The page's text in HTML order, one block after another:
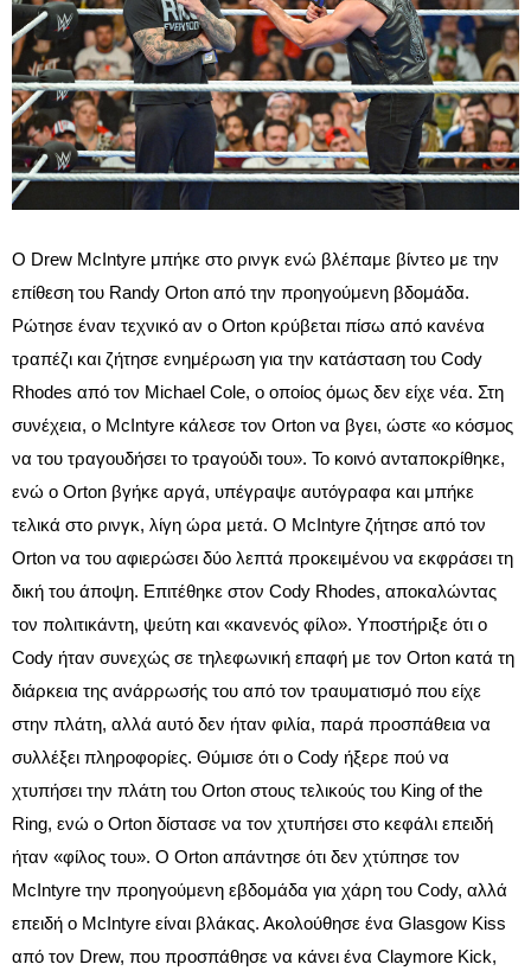
Ο Drew McIntyre μπήκε στο ρινγκ ενώ βλέπαμε βίντεο με την
επίθεση του Randy Orton από την προηγούμενη βδομάδα.
Ρώτησε έναν τεχνικό αν ο Orton κρύβεται πίσω από κανένα
τραπέζι και ζήτησε ενημέρωση για την κατάσταση του Cody
Rhodes από τον Michael Cole, ο οποίος όμως δεν είχε νέα. Στη
συνέχεια, ο McIntyre κάλεσε τον Orton να βγει, ώστε «ο κόσμος
να του τραγουδήσει το τραγούδι του». Το κοινό ανταποκρίθηκε,
ενώ ο Orton βγήκε αργά, υπέγραψε αυτόγραφα και μπήκε
τελικά στο ρινγκ, λίγη ώρα μετά. Ο McIntyre ζήτησε από τον
Orton να του αφιερώσει δύο λεπτά προκειμένου να εκφράσει τη
δική του άποψη. Επιτέθηκε στον Cody Rhodes, αποκαλώντας
τον πολιτικάντη, ψεύτη και «κανενός φίλο». Υποστήριξε ότι ο
Cody ήταν συνεχώς σε τηλεφωνική επαφή με τον Orton κατά τη
διάρκεια της ανάρρωσής του από τον τραυματισμό που είχε
στην πλάτη, αλλά αυτό δεν ήταν φιλία, παρά προσπάθεια να
συλλέξει πληροφορίες. Θύμισε ότι ο Cody ήξερε πού να
χτυπήσει την πλάτη του Orton στους τελικούς του King of the
Ring, ενώ ο Orton δίστασε να τον χτυπήσει στο κεφάλι επειδή
ήταν «φίλος του». Ο Orton απάντησε ότι δεν χτύπησε τον
McIntyre την προηγούμενη εβδομάδα για χάρη του Cody, αλλά
επειδή ο McIntyre είναι βλάκας. Ακολούθησε ένα Glasgow Kiss
από τον Drew, που προσπάθησε να κάνει ένα Claymore Kick,